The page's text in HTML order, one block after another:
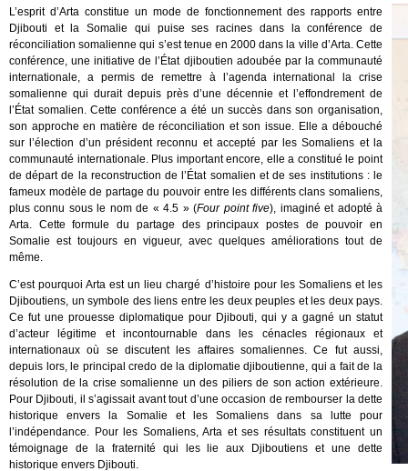
L’esprit d’Arta constitue un mode de fonctionnement des rapports entre
Djibouti et la Somalie qui puise ses racines dans la conférence de
réconciliation somalienne qui s’est tenue en 2000 dans la ville d’Arta. Cette
conférence, une initiative de l’État djiboutien adoubée par la communauté
internationale, a permis de remettre à l’agenda international la crise
somalienne qui durait depuis près d’une décennie et l’effondrement de
l’État somalien. Cette conférence a été un succès dans son organisation,
son approche en matière de réconciliation et son issue. Elle a débouché
sur l’élection d’un président reconnu et accepté par les Somaliens et la
communauté internationale. Plus important encore, elle a constitué le point
de départ de la reconstruction de l’État somalien et de ses institutions : le
fameux modèle de partage du pouvoir entre les différents clans somaliens,
plus connu sous le nom de « 4.5 » (Four point five), imaginé et adopté à
Arta. Cette formule du partage des principaux postes de pouvoir en
Somalie est toujours en vigueur, avec quelques améliorations tout de
même.
C’est pourquoi Arta est un lieu chargé d’histoire pour les Somaliens et les
Djiboutiens, un symbole des liens entre les deux peuples et les deux pays.
Ce fut une prouesse diplomatique pour Djibouti, qui y a gagné un statut
d’acteur légitime et incontournable dans les cénacles régionaux et
internationaux où se discutent les affaires somaliennes. Ce fut aussi,
depuis lors, le principal credo de la diplomatie djiboutienne, qui a fait de la
résolution de la crise somalienne un des piliers de son action extérieure.
Pour Djibouti, il s’agissait avant tout d’une occasion de rembourser la dette
historique envers la Somalie et les Somaliens dans sa lutte pour
l’indépendance. Pour les Somaliens, Arta et ses résultats constituent un
témoignage de la fraternité qui les lie aux Djiboutiens et une dette
historique envers Djibouti.